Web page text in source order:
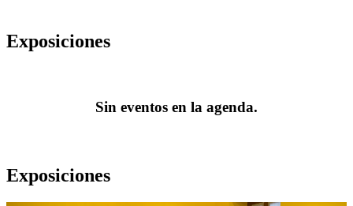
Exposiciones
Sin eventos en la agenda.
Exposiciones